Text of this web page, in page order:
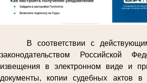
В соответствии с
законодательством Российской
извещения в электронном виде и
документы, копии судебных актов в